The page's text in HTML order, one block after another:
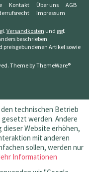
Kontakt Über uns
AGB
Impressum
Versandkosten und ggf.
beschrieben
preisgebundenen Artikel sowie
Theme byThemeWare®
technischen Betrieb
werden. Andere
Website erhöhen,
mit anderen
sollen, werden nur
Informationen